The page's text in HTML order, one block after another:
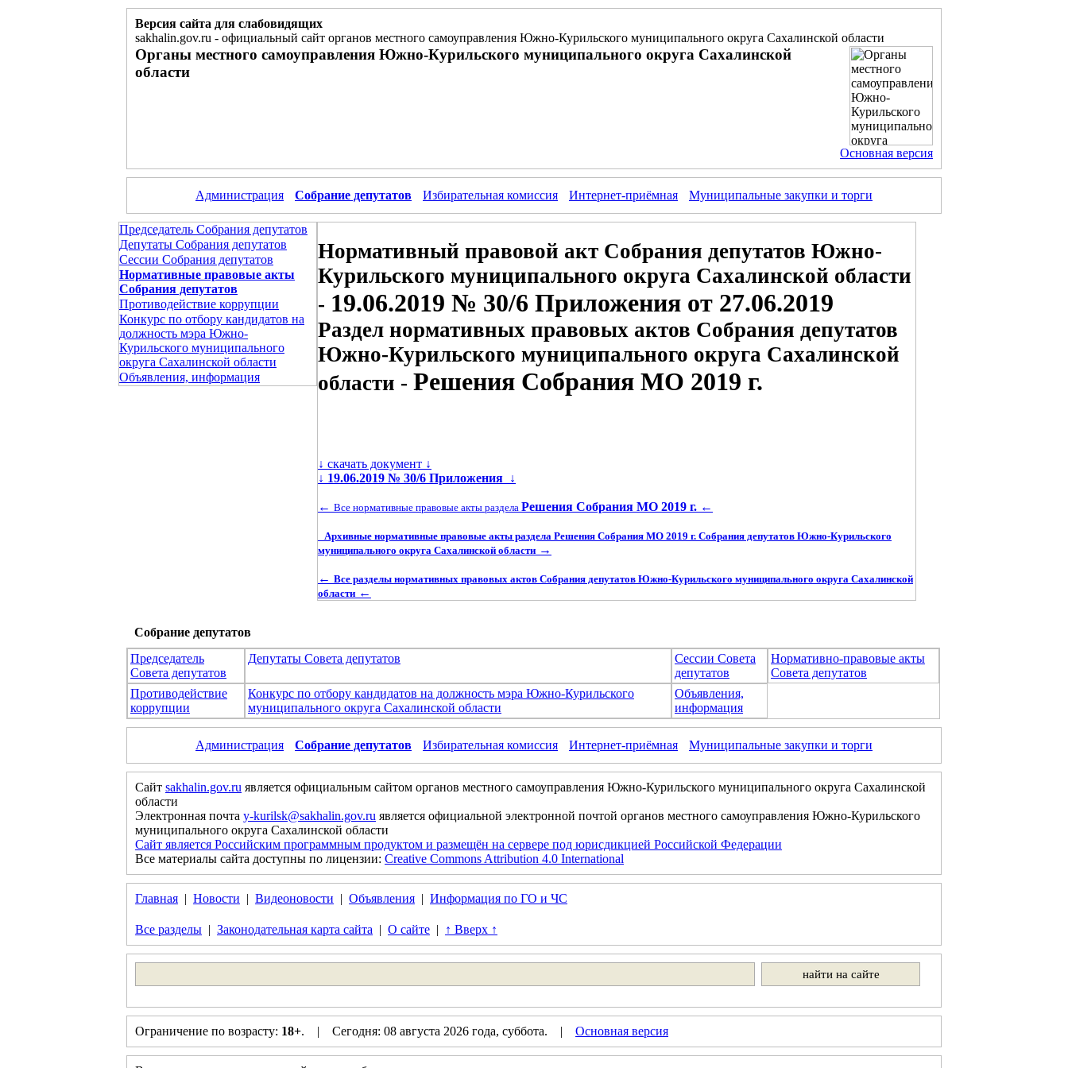
Версия сайта для слабовидящих
sakhalin.gov.ru - официальный сайт органов местного самоуправления Южно-Курильского муниципального округа Сахалинской области
Органы местного самоуправления Южно-Курильского муниципального округа Сахалинской
области
Основная версия
Администрация Собрание депутатов Избирательная комиссия Интернет-приёмная Муниципальные закупки и торги
Председатель Собрания депутатов
Депутаты Собрания депутатов
Сессии Собрания депутатов
Нормативные правовые акты
Собрания депутатов
Противодействие коррупции
Конкурс по отбору кандидатов на
должность мэра Южно-
Курильского муниципального
округа Сахалинской области
Объявления, информация
Нормативный правовой акт Собрания депутатов Южно-
Курильского муниципального округа Сахалинской области
- 19.06.2019 № 30/6 Приложения от 27.06.2019
Раздел нормативных правовых актов Собрания депутатов
Южно-Курильского муниципального округа Сахалинской
области - Решения Собрания МО 2019 г.
↓ скачать документ ↓
↓ 19.06.2019 № 30/6 Приложения ↓
← Все нормативные правовые акты раздела Решения Собрания МО 2019 г. ←
Архивные нормативные правовые акты раздела Решения Собрания МО 2019 г. Собрания депутатов Южно-Курильского
муниципального округа Сахалинской области →
← Все разделы нормативных правовых актов Собрания депутатов Южно-Курильского муниципального округа Сахалинской
области ←
Собрание депутатов
Председатель
Совета депутатов
Депутаты Совета депутатов
Сессии Совета
депутатов
Нормативно-правовые акты
Совета депутатов
Противодействие
коррупции
Конкурс по отбору кандидатов на должность мэра Южно-Курильского
муниципального округа Сахалинской области
Объявления,
информация
Администрация Собрание депутатов Избирательная комиссия Интернет-приёмная Муниципальные закупки и торги
Сайт sakhalin.gov.ru является официальным сайтом органов местного самоуправления Южно-Курильского муниципального округа Сахалинской
области
Электронная почта y-kurilsk@sakhalin.gov.ru является официальной электронной почтой органов местного самоуправления Южно-Курильского
муниципального округа Сахалинской области
Сайт является Российским программным продуктом и размещён на сервере под юрисдикцией Российской Федерации
Все материалы сайта доступны по лицензии: Creative Commons Attribution 4.0 International
Главная | Новости | Видеоновости | Объявления | Информация по ГО и ЧС
Все разделы | Законодательная карта сайта | О сайте | ↑ Вверх ↑
Ограничение по возрасту: 18+. | Сегодня: 08 августа 2026 года, суббота. | Основная версия